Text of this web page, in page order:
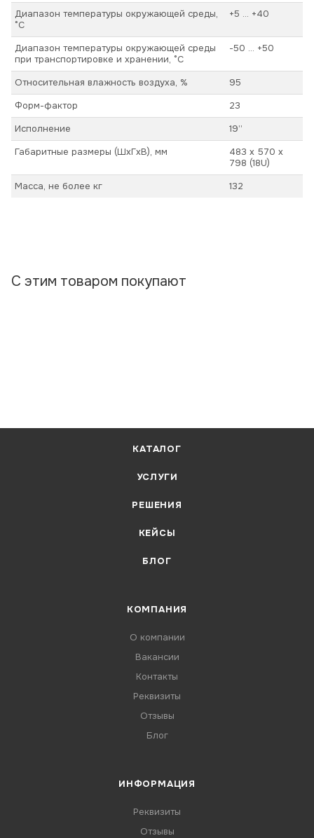
Диапазон температуры окружающей среды,
°С
+5 ... +40
Диапазон температуры окружающей среды
при транспортировке и хранении, °С
-50 ... +50
Относительная влажность воздуха, %
95
Форм-фактор
23
Исполнение
19’’
Габаритные размеры (ШхГхВ), мм
483 х 570 х
798 (18U)
Масса, не более кг
132
С этим товаром покупают
КАТАЛОГ
УСЛУГИ
РЕШЕНИЯ
КЕЙСЫ
БЛОГ
КОМПАНИЯ
О компании
Вакансии
Контакты
Реквизиты
Отзывы
Блог
ИНФОРМАЦИЯ
Реквизиты
Отзывы